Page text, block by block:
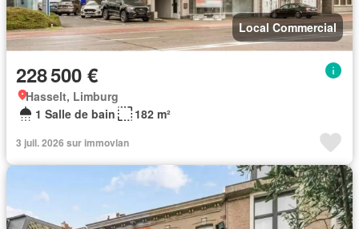
Local Commercial
228 500 €
Hasselt, Limburg
1 Salle de bain
182 m²
3 juil. 2026 sur immovlan